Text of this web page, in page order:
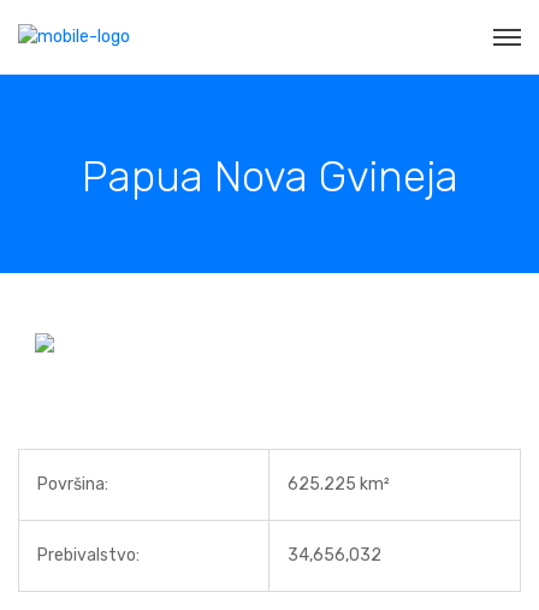
Papua Nova Gvineja
Površina: 625.225 km²
Prebivalstvo: 34,656,032